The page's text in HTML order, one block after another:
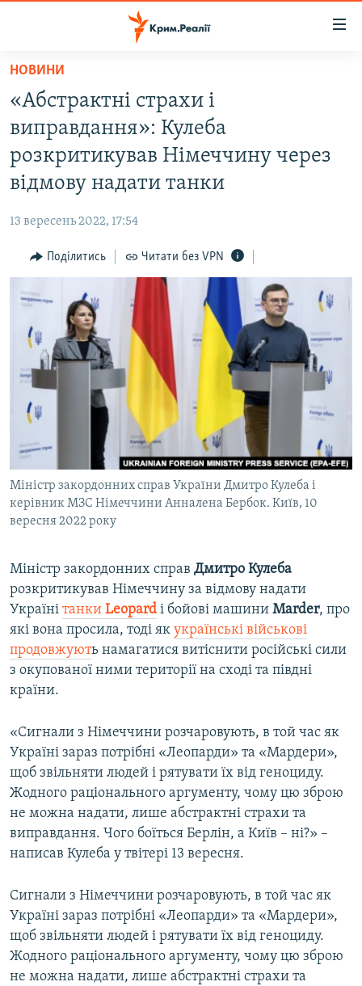
Перейти
основного
матеріалу
Перейти
до
основної
Перейти
пошуку
НОВИНИ
ВОДА.КРИМ
ВІДЕО ТА ФОТО
ПОЛІТИКА
ПОГЛЯД
ІНТЕРВ'Ю
ВСЕ ЗА ДЕНЬ
СПЕЦПРОЕКТИ
ДЕПОРТАЦІЯ
ВІДЕОУРОКИ «ELIFBE»
СВІДЧЕННЯ ОКУПАЦІЇ
УКРАЇНСЬКА ПРОБЛЕМА КРИМУ
ЯК ОБІЙТИ БЛОКУВАННЯ
Русский
Qırımtatar
НОВИНИ
«Абстрактні страхи і
виправдання»: Кулеба
розкритикував Німеччину через
відмову надати танки
13 вересень 2022, 17:54
Поділитись Читати без VPN
Міністр закордонних справ України Дмитро Кулеба і
керівник МЗС Німеччини Анналена Бербок. Київ, 10
вересня 2022 року
Міністр закордонних справ Дмитро Кулеба
розкритикував Німеччину за відмову надати
Україні танки Leopard і бойові машини Marder, про
які вона просила, тоді як українські військові
продовжують намагатися витіснити російські сили
з окупованої ними території на сході та півдні
країни.
«Сигнали з Німеччини розчаровують, в той час як
Україні зараз потрібні «Леопарди» та «Мардери»,
щоб звільняти людей і рятувати їх від геноциду.
Жодного раціонального аргументу, чому цю зброю
не можна надати, лише абстрактні страхи та
виправдання. Чого боїться Берлін, а Київ – ні?» –
написав Кулеба у твітері 13 вересня.
Сигнали з Німеччини розчаровують, в той час як
Україні зараз потрібні «Леопарди» та «Мардери»,
щоб звільняти людей і рятувати їх від геноциду.
Жодного раціонального аргументу, чому цю зброю
не можна надати, лише абстрактні страхи та